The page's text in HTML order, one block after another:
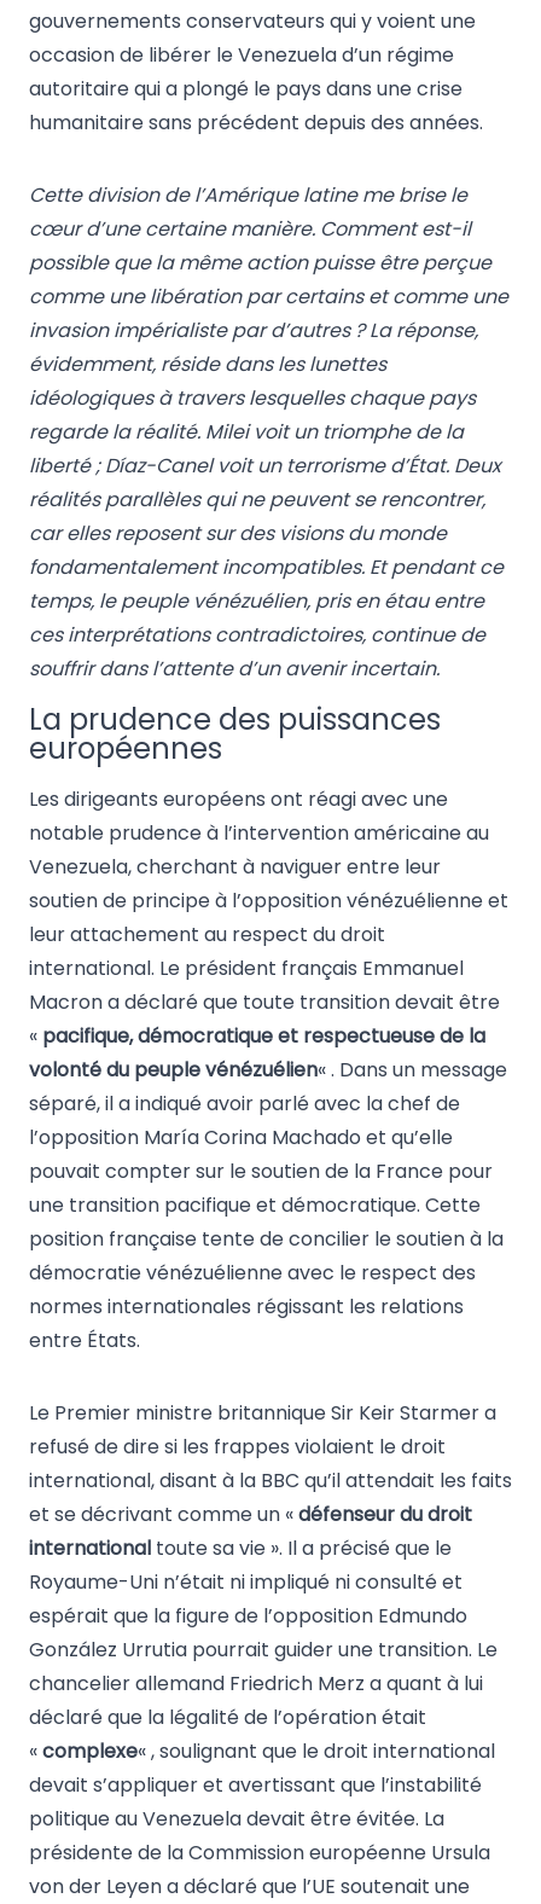
gouvernements conservateurs qui y voient une
occasion de libérer le Venezuela d’un régime
autoritaire qui a plongé le pays dans une crise
humanitaire sans précédent depuis des années.
Cette division de l’Amérique latine me brise le
cœur d’une certaine manière. Comment est-il
possible que la même action puisse être perçue
comme une libération par certains et comme une
invasion impérialiste par d’autres ? La réponse,
évidemment, réside dans les lunettes
idéologiques à travers lesquelles chaque pays
regarde la réalité. Milei voit un triomphe de la
liberté ; Díaz-Canel voit un terrorisme d’État. Deux
réalités parallèles qui ne peuvent se rencontrer,
car elles reposent sur des visions du monde
fondamentalement incompatibles. Et pendant ce
temps, le peuple vénézuélien, pris en étau entre
ces interprétations contradictoires, continue de
souffrir dans l’attente d’un avenir incertain.
La prudence des puissances
européennes
Les dirigeants européens ont réagi avec une
notable prudence à l’intervention américaine au
Venezuela, cherchant à naviguer entre leur
soutien de principe à l’opposition vénézuélienne et
leur attachement au respect du droit
international. Le président français Emmanuel
Macron a déclaré que toute transition devait être
« pacifique, démocratique et respectueuse de la
volonté du peuple vénézuélien« . Dans un message
séparé, il a indiqué avoir parlé avec la chef de
l’opposition María Corina Machado et qu’elle
pouvait compter sur le soutien de la France pour
une transition pacifique et démocratique. Cette
position française tente de concilier le soutien à la
démocratie vénézuélienne avec le respect des
normes internationales régissant les relations
entre États.
Le Premier ministre britannique Sir Keir Starmer a
refusé de dire si les frappes violaient le droit
international, disant à la BBC qu’il attendait les faits
et se décrivant comme un «défenseur du droit
international toute sa vie ». Il a précisé que le
Royaume-Uni n’était ni impliqué ni consulté et
espérait que la figure de l’opposition Edmundo
González Urrutia pourrait guider une transition. Le
chancelier allemand Friedrich Merz a quant à lui
déclaré que la légalité de l’opération était
«complexe« , soulignant que le droit international
devait s’appliquer et avertissant que l’instabilité
politique au Venezuela devait être évitée. La
présidente de la Commission européenne Ursula
von der Leyen a déclaré que l’UE soutenait une